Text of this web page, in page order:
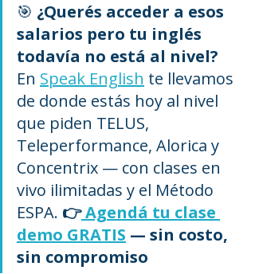
🎯 ¿Querés acceder a esos
salarios pero tu inglés
todavía no está al nivel?
En Speak English te llevamos
de donde estás hoy al nivel
que piden TELUS,
Teleperformance, Alorica y
Concentrix — con clases en
vivo ilimitadas y el Método
ESPA. 👉 Agendá tu clase
demo GRATIS — sin costo,
sin compromiso